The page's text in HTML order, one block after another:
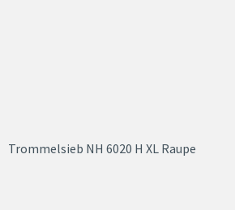
Trommelsieb NH 6020 H XL Raupe